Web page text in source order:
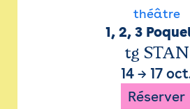
théâtre
1, 2, 3
tg STAN
14 → 17
Réserver